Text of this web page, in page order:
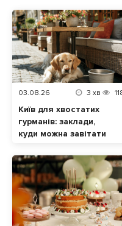
03.08.26 3 хв
Київ для хвостатих
гурманів: заклади,
куди можна завітати
улюбленцем